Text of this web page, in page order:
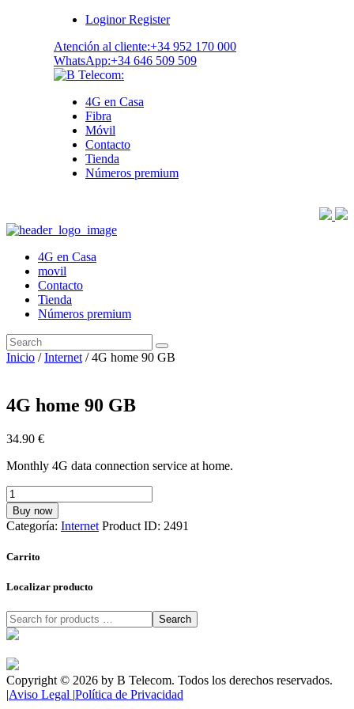
LoginorRegister
Atención al cliente:+34 952 170 000
WhatsApp:+34 646 509 509
4G en Casa
Fibra
Móvil
Contacto
Tienda
Números premium
4G en Casa
movil
Contacto
Tienda
Números premium
Inicio /Internet / 4G home 90 GB
4G home 90 GB
34.90 €
Monthly 4G data connection service at home.
4G
home
90
GB
Buy now
Categoría: Internet Product ID: 2491
Carrito
Localizar producto
Search
Copyright © 2026 by B Telecom. Todos los derechos reservados.
|Aviso Legal |Política de Privacidad